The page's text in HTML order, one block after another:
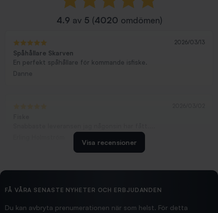
4.9 av 5 (4020 omdömen)
2026/03/13
Spåhållare Skarven
En perfekt spåhållare för kommande isfiske.
Danne
2026/02/19
Hittade exakt vad jag behövde. Snabb och bra...
Visa recensioner
FÅ VÅRA SENASTE NYHETER OCH ERBJUDANDEN
Du kan avbryta prenumerationen när som helst. För detta